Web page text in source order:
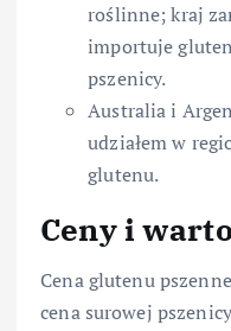
roślinne; kraj
importuje
pszenicy.
Australia i
udziałem w
glutenu.
Ceny i
Cena glutenu
cena surowej